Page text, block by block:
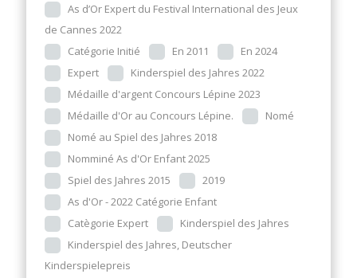
As d’Or Expert du Festival International des Jeux
de Cannes 2022
Catégorie Initié
En 2011
En 2024
Expert
Kinderspiel des Jahres 2022
Médaille d'argent Concours Lépine 2023
Médaille d'Or au Concours Lépine.
Nomé
Nomé au Spiel des Jahres 2018
Nomminé As d'Or Enfant 2025
Spiel des Jahres 2015
2019
As d'Or - 2022 Catégorie Enfant
Catègorie Expert
Kinderspiel des Jahres
Kinderspiel des Jahres, Deutscher
Kinderspielepreis